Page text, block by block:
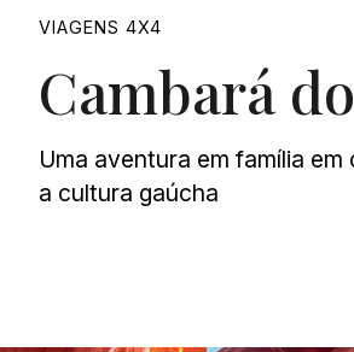
VIAGENS 4X4
Cambará
Uma aventura em família
a cultura gaúcha